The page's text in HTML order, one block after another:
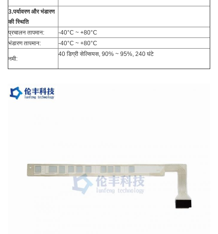
3.पर्यावरण और भंडारण
की स्थिति
प्रचालन तापमान:
-40°C ~ +80°C
भंडारण तापमान:
-40°C ~ +80°C
नमी:
40 डिग्री सेल्सियस, 90% ~ 95%, 240 घंटे